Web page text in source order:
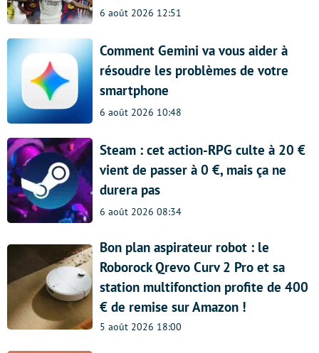
6 août 2026 12:51
Comment Gemini va vous aider à
résoudre les problèmes de votre
smartphone
6 août 2026 10:48
Steam : cet action-RPG culte à 20 €
vient de passer à 0 €, mais ça ne
durera pas
6 août 2026 08:34
Bon plan aspirateur robot : le
Roborock Qrevo Curv 2 Pro et sa
station multifonction profite de 400
€ de remise sur Amazon !
5 août 2026 18:00